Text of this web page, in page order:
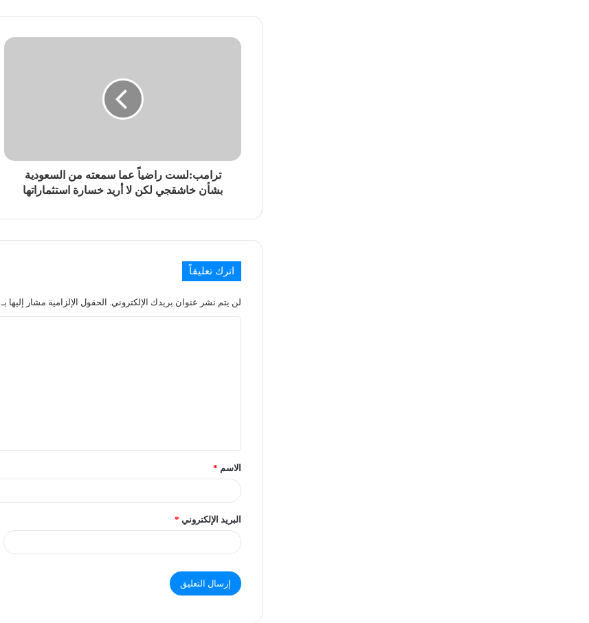
ترامب:لست راضياً عما سمعته من السعودية
بشأن خاشقجي لكن لا أريد خسارة استثماراتها
اترك تعليقاً
لن يتم نشر عنوان بريدك الإلكتروني. الحقول الإلزامية مشار إليها بـ
الاسم *
البريد الإلكتروني *